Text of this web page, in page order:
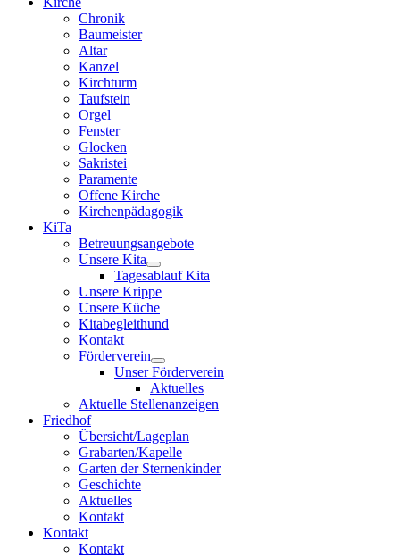
Chronik
Baumeister
Altar
Kanzel
Kirchturm
Taufstein
Orgel
Fenster
Glocken
Sakristei
Paramente
Offene Kirche
Kirchenpädagogik
KiTa
Betreuungsangebote
Unsere Kita
Tagesablauf Kita
Unsere Krippe
Unsere Küche
Kitabegleithund
Kontakt
Förderverein
Unser Förderverein
Aktuelles
Aktuelle Stellenanzeigen
Friedhof
Übersicht/Lageplan
Grabarten/Kapelle
Garten der Sternenkinder
Geschichte
Aktuelles
Kontakt
Kontakt
Kontakt